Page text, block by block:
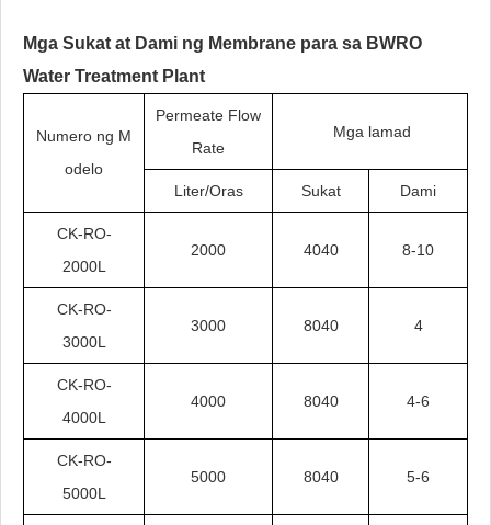
Mga Sukat at Dami ng Membrane para sa BWRO
Water Treatment Plant
Numero ng M
odelo
Permeate Flow
Rate
Mga lamad
Liter/Oras Sukat Dami
CK-RO-
2000L
2000 4040 8-10
CK-RO-
3000L
3000 8040 4
CK-RO-
4000L
4000 8040 4-6
CK-RO-
5000L
5000 8040 5-6